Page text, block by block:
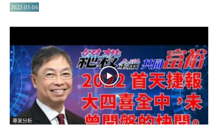
2022-01-06
專家分析